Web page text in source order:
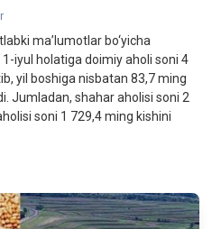
ma’lumotlar bo‘yicha
1-iyul holatiga doimiy aholi soni 4
yil boshiga nisbatan 83,7 ming
Jumladan, shahar aholisi soni 2
soni 1 729,4 ming kishini